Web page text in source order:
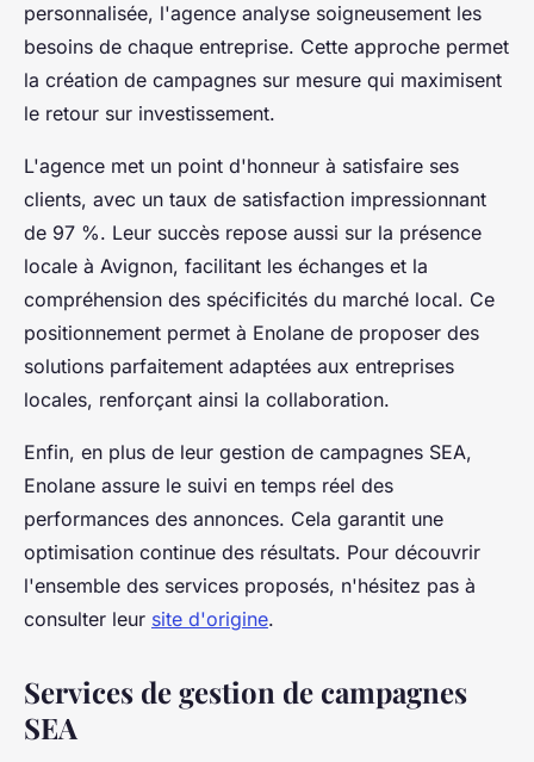
personnalisée, l'agence analyse soigneusement les
besoins de chaque entreprise. Cette approche permet
la création de campagnes sur mesure qui maximisent
le retour sur investissement.
L'agence met un point d'honneur à satisfaire ses
clients, avec un taux de satisfaction impressionnant
de 97 %. Leur succès repose aussi sur la présence
locale à Avignon, facilitant les échanges et la
compréhension des spécificités du marché local. Ce
positionnement permet à Enolane de proposer des
solutions parfaitement adaptées aux entreprises
locales, renforçant ainsi la collaboration.
Enfin, en plus de leur gestion de campagnes SEA,
Enolane assure le suivi en temps réel des
performances des annonces. Cela garantit une
optimisation continue des résultats. Pour découvrir
l'ensemble des services proposés, n'hésitez pas à
consulter leur site d'origine.
Services de gestion de campagnes
SEA